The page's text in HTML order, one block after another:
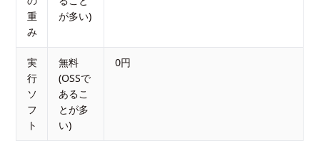
重
み
が多い)
実
行
ソ
フ
ト
無料
(OSSで
あるこ
とが多
い)
0円